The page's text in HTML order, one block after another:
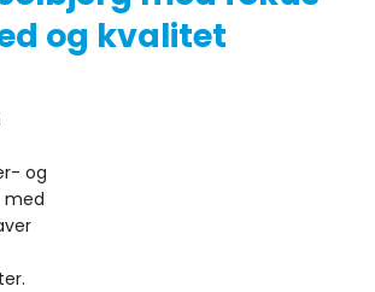
og kvalitet
og
med